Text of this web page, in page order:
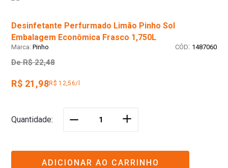
Desinfetante Perfurmado Limão Pinho Sol
Embalagem Econômica Frasco 1,750L
Pinho : 1487060
De R$ 22,48
R$ 21,98R$ 12,56/l
Quantidade ＋
ADICIONAR AO CARRINHO